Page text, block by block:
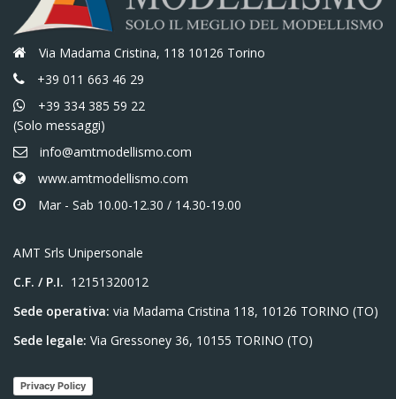
Via Madama Cristina, 118 10126 Torino
+39 011 663 46 29
+39 334 385 59 22
(Solo messaggi)
info@amtmodellismo.com
www.amtmodellismo.com
Mar - Sab 10.00-12.30 / 14.30-19.00
AMT Srls Unipersonale
C.F. / P.I. 12151320012
Sede operativa: via Madama Cristina 118, 10126 TORINO (TO)
Sede legale: Via Gressoney 36, 10155 TORINO (TO)
Privacy Policy